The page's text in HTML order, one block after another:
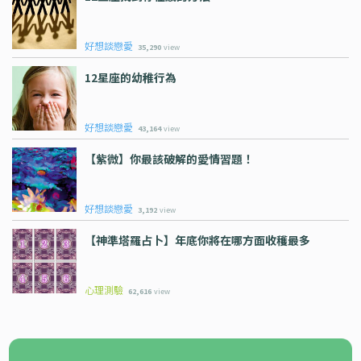
好想談戀愛 35,290 view
12星座的幼稚行為
好想談戀愛 43,164 view
【紫微】你最該破解的愛情習題！
好想談戀愛 3,192 view
【神準塔羅占卜】年底你將在哪方面收穫最多
心理測驗 62,616 view